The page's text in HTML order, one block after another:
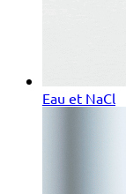
Eau et NaCl